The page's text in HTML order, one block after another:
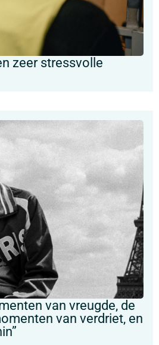
zeer stressvolle
van vreugde, de
van verdriet, en